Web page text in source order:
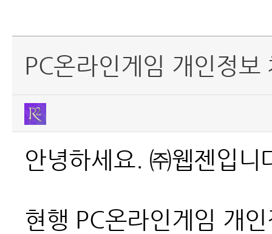
PC온라인게임 개인정
안녕하세요. ㈜웹젠입니
현행 PC온라인게임 개